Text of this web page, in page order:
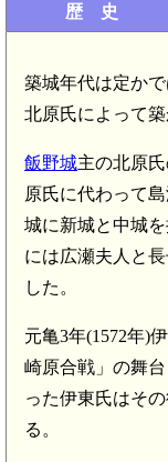
歴 史
築城年代は定か
北原氏によって築
飯野城主の北原氏
原氏に代わって
城に新城と中城
には広瀬夫人と
した。
元亀3年(1572年)
崎原合戦」の舞
った伊東氏はそ
る。